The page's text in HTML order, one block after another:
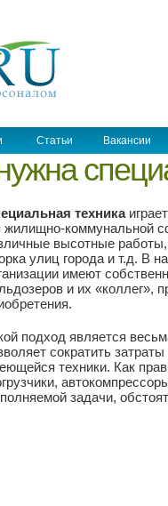
Статьи Вакансии
техника
жилищно-коммунальной
высотные
улиц города и т.д. В
имеют
и их «коллег»,
подход является
сократить
техники. Как
задачи,